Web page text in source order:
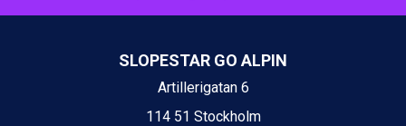
Ischgl från 11.295 kr.
St. Anton från 11.245 kr.
Canazei från 7.195 kr.
Livigno från 5.595 kr.
SLOPESTAR GO ALPIN
Artillerigatan 6
114 51 Stockholm